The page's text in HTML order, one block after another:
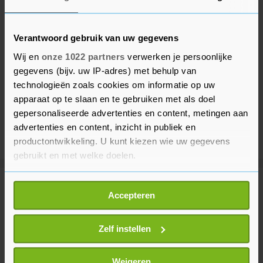
Verantwoord gebruik van uw gegevens
Wij en onze 1022 partners verwerken je persoonlijke
gegevens (bijv. uw IP-adres) met behulp van
technologieën zoals cookies om informatie op uw
apparaat op te slaan en te gebruiken met als doel
gepersonaliseerde advertenties en content, metingen aan
advertenties en content, inzicht in publiek en
productontwikkeling. U kunt kiezen wie uw gegevens
gebruikt en met welke doelen.
Als u het toestaat, willen we ook graag:
Informatie verzamelen over uw geografische
locatie, die tot een paar meter nauwkeurig kan zijn
Uw apparaat identificeren door het actief te
scannen op specifieke eigenschappen (fingerprinting)
Lees meer over hoe uw persoonlijke gegevens worden
Accepteren
Zelf instellen
Meer uit Buitenland
VS en bondgenoten roepen op tot
bijeenkomst over Nicaragua